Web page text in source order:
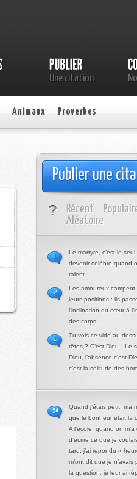
Une citation
Animaux Proverbes
Publier une
Récent
Aléatoire
Le martyre, c’est le
devenir célèbre quand
talent.
1
Les amoureux campent
leurs positions : ils
l’inclination du cœur à
des corps…
2
Tu vois ce vide au-
têtes,? C’est Dieu…Le
Dieu, l’absence c’est
c’est la solitude des
1
Quand j’étais petit, ma
que le bonheur était la
A l’école, quand on
d’écrire ce que je
tard, j’ai répondu «
m’ont dit que je n’avais
la question, je leur ai
54